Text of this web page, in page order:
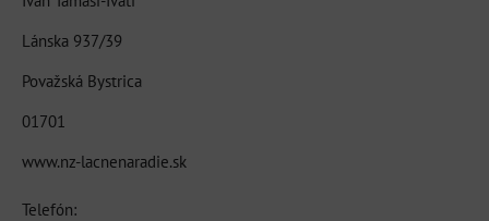
Lánska 937/39
Považská Bystrica
01701
www.nz-lacnenaradie.sk
Telefón: